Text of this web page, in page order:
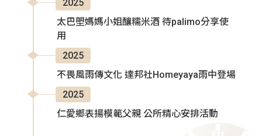
2025
太巴塱媽媽小姐釀糯米酒 待palimo分享使
用
2025
不畏風雨傳文化 達邦社Homeyaya雨中登場
2025
仁愛鄉表揚模範父親 公所精心安排活動